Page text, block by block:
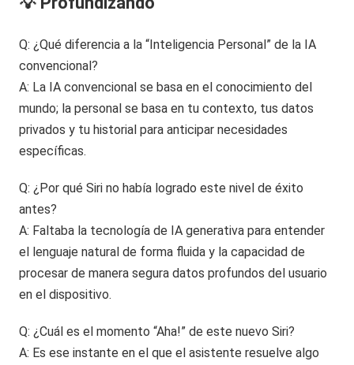
Q: ¿Qué diferencia a la “Inteligencia Personal” de la IA
convencional?
A: La IA convencional se basa en el conocimiento del
mundo; la personal se basa en tu contexto, tus datos
privados y tu historial para anticipar necesidades
específicas.
Q: ¿Por qué Siri no había logrado este nivel de éxito
antes?
A: Faltaba la tecnología de IA generativa para entender
el lenguaje natural de forma fluida y la capacidad de
procesar de manera segura datos profundos del usuario
en el dispositivo.
Q: ¿Cuál es el momento “Aha!” de este nuevo Siri?
A: Es ese instante en el que el asistente resuelve algo